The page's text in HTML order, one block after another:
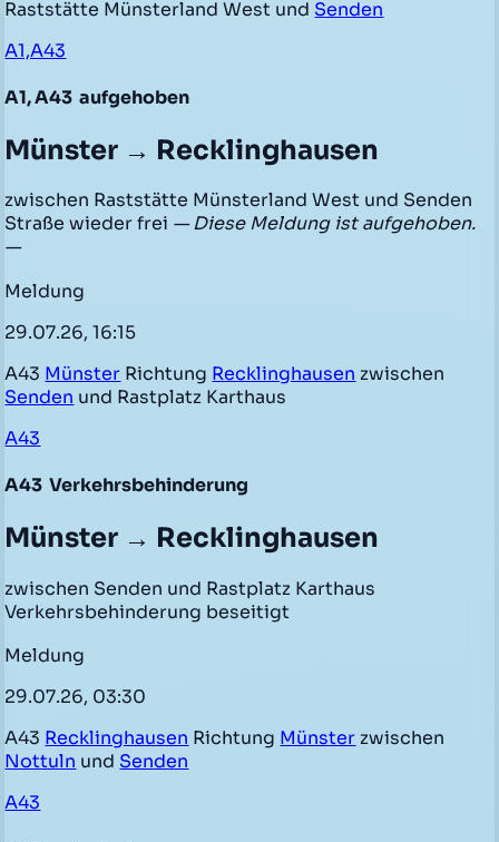
Raststätte Münsterland West und Senden
A1,A43
A1, A43 aufgehoben
Münster → Recklinghausen
zwischen Raststätte Münsterland West und Senden
Straße wieder frei — Diese Meldung ist aufgehoben.
—
Meldung
29.07.26, 16:15
A43 Münster Richtung Recklinghausen zwischen
Senden und Rastplatz Karthaus
A43
A43 Verkehrsbehinderung
Münster → Recklinghausen
zwischen Senden und Rastplatz Karthaus
Verkehrsbehinderung beseitigt
Meldung
29.07.26, 03:30
A43 Recklinghausen Richtung Münster zwischen
Nottuln und Senden
A43